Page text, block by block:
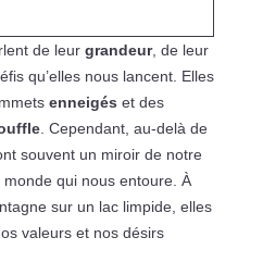
de leur grandeur, de leur
qu’elles nous lancent. Elles
enneigés et des
. Cependant, au-delà de
souvent un miroir de notre
qui nous entoure. À
sur un lac limpide, elles
valeurs et nos désirs